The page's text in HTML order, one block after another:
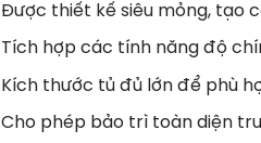
Được thiết kế siêu mỏng, tạo
Tích hợp các tính năng độ
Kích thước tủ đủ lớn để phù
Cho phép bảo trì toàn diện